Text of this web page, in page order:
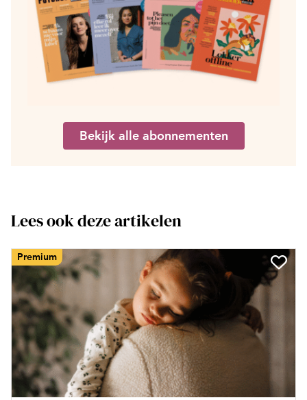
Bekijk alle abonnementen
Lees ook deze artikelen
Premium